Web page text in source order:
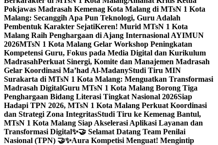
Pokjawas Madrasah Kemenag Kota Malang di MTsN 1 Kota
Malang: Secanggih Apa Pun Teknologi, Guru Adalah
Pembentuk Karakter SejatiKeren! Murid MTsN 1 Kota
Malang Raih Penghargaan di Ajang Internasional AYIMUN
2026MTsN 1 Kota Malang Gelar Workshop Peningkatan
Kompetensi Guru, Fokus pada Media Digital dan Kurikulum
MadrasahPerkuat Sinergi, Komite dan Manajemen Madrasah
Gelar Koordinasi Ma’had Al-MadanyStudi Tiru MIN
Surakarta di MTsN 1 Kota Malang: Menguatkan Transformasi
Madrasah DigitalGuru MTsN 1 Kota Malang Borong Tiga
Penghargaan Bidang Literasi Tingkat Nasional 2026Siap
Hadapi TPN 2026, MTsN 1 Kota Malang Perkuat Koordinasi
dan Strategi Zona IntegritasStudi Tiru ke Kemenag Bantul,
MTsN 1 Kota Malang Siap Akselerasi Aplikasi Layanan dan
Transformasi Digital✨🤝 Selamat Datang Team Penilai
Nasional (TPN) 🤝✨Aura Kompetisi Menguat! Mengintip